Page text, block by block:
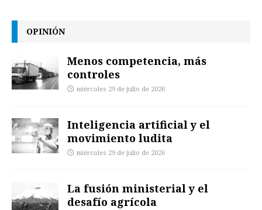
OPINIÓN
Menos competencia, más
controles
miércoles 29 de julio de 2026
Inteligencia artificial y el
movimiento ludita
miércoles 29 de julio de 2026
La fusión ministerial y el
desafío agrícola